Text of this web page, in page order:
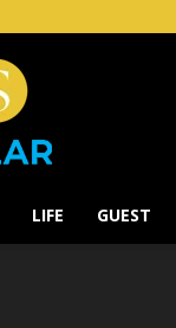
LIFE GUEST